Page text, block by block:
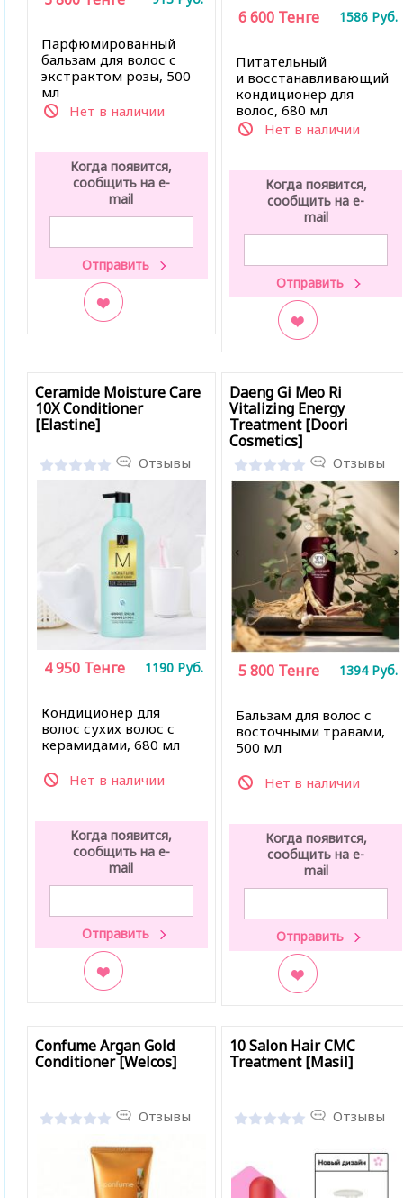
Парфюмированный
бальзам для волос с
экстрактом розы, 500
мл
Нет в наличии
Когда появится,
сообщить на e-
mail
Питательный
и восстанавливающий
кондиционер для
волос, 680 мл
Нет в наличии
6 600 Тенге 1586 Руб.
Когда появится,
сообщить на e-
mail
Ceramide Moisture Care
10X Conditioner
[Elastine]
Отзывы
Кондиционер для
волос сухих волос с
керамидами, 680 мл
Нет в наличии
4 950 Тенге 1190 Руб.
Когда появится,
сообщить на e-
mail
Daeng Gi Meo Ri
Vitalizing Energy
Treatment [Doori
Cosmetics]
Отзывы
Бальзам для волос с
восточными травами,
500 мл
Нет в наличии
5 800 Тенге 1394 Руб.
Когда появится,
сообщить на e-
mail
Confume Argan Gold
Conditioner [Welcos]
Отзывы
10 Salon Hair CMC
Treatment [Masil]
Отзывы